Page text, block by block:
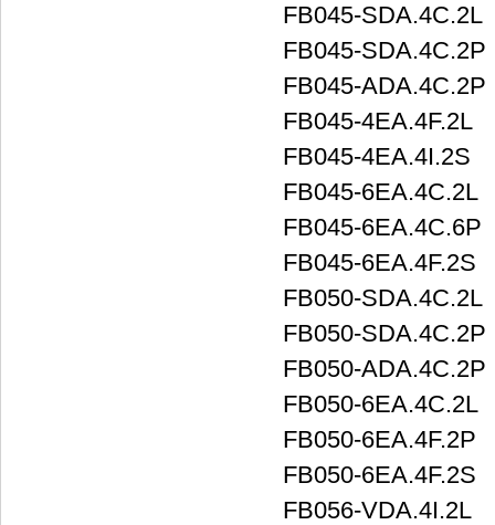
FB045-SDA.4C.2L
FB045-SDA.4C.2P
FB045-ADA.4C.2P
FB045-4EA.4F.2L
FB045-4EA.4I.2S
FB045-6EA.4C.2L
FB045-6EA.4C.6P
FB045-6EA.4F.2S
FB050-SDA.4C.2L
FB050-SDA.4C.2P
FB050-ADA.4C.2P
FB050-6EA.4C.2L
FB050-6EA.4F.2P
FB050-6EA.4F.2S
FB056-VDA.4I.2L